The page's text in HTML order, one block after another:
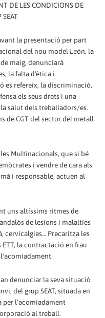
DE LES CONDICIONS DE
la presentació per part
del nou model León, la
de maig, denunciarà
la falta d'ètica i
es refereix, la discriminació,
els seus drets i una
salut dels treballadors/es.
de CGT del sector del metall
les Multinacionals, que si bé
i vendre de cara als
i responsable, actuen al
uns altíssims ritmes de
de lesions i malalties
cervicalgies… Precaritza les
la contractació en frau
denunciar la seva situació
del grup SEAT, situada en
per l'acomiadament
al treball.